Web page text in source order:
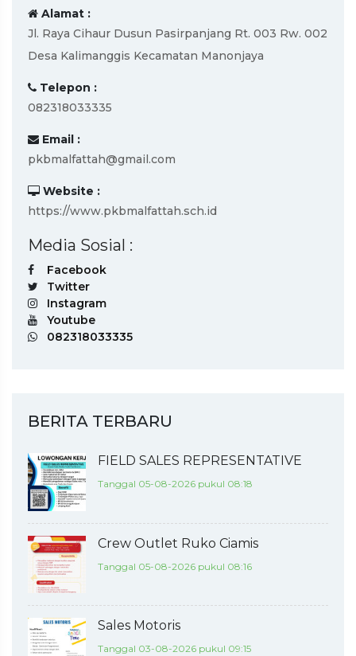
Alamat :
Jl. Raya Cihaur Dusun Pasirpanjang Rt. 003 Rw. 002
Desa Kalimanggis Kecamatan Manonjaya
Telepon :
082318033335
Email :
pkbmalfattah@gmail.com
Website :
https://www.pkbmalfattah.sch.id
Media Sosial :
Facebook
Twitter
Instagram
Youtube
082318033335
BERITA TERBARU
FIELD SALES REPRESENTATIVE
Tanggal 05-08-2026 pukul 08:18
Crew Outlet Ruko Ciamis
Tanggal 05-08-2026 pukul 08:16
Sales Motoris
Tanggal 03-08-2026 pukul 09:15